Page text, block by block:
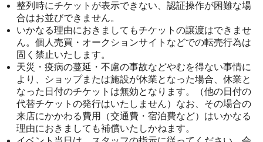
整列時にチケットが表示できない、認証操作が困難な場
合はお並びできません。
いかなる理由におきましてもチケットの譲渡はできませ
ん。個人売買・オークションサイトなどでの転売行為は
固く禁止いたします。
天災・疫病の蔓延・不慮の事故などやむを得ない事情に
より、ショップまたは施設が休業となった場合、休業と
なった日付のチケットは無効となります。（他の日付の
代替チケットの発行はいたしません）なお、その場合の
来店にかかわる費用（交通費・宿泊費など）はいかなる
理由におきましても補償いたしかねます。